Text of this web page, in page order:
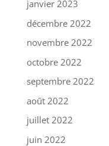
janvier 2023
décembre 2022
novembre 2022
octobre 2022
septembre 2022
août 2022
juillet 2022
juin 2022